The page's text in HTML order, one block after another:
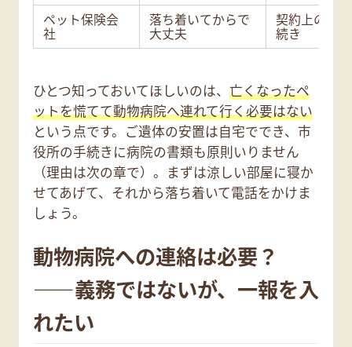
ペット保険会
社
落ち着いてからで
大丈夫
契約上の手
続き
ひとつ知っておいてほしいのは、 亡くなったペ
ットを慌てて動物病院へ連れて行く必要はない
という点です。ご遺体の安置は自宅ででき、市
役所の手続きに病院の書類も原則いりません
（理由は次の章で）。まずは涼しい部屋に寝か
せてあげて、それから落ち着いて電話をかけま
しょう。
動物病院への連絡は必要？
――義務ではないが、一報を入
れたい